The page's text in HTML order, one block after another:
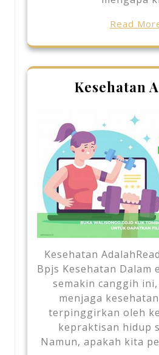
Read
Kesehatan
Kesehatan
Bpjs Kesehatan Dalam
semakin canggih
menjaga
terpinggirkan oleh
kepraktisan hidup
Namun, apakah kita